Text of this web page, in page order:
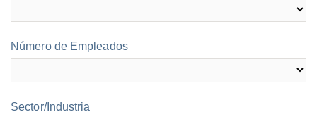
Número de Empleados
Sector/Industria